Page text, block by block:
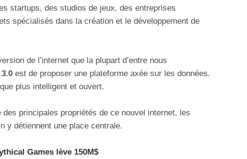
startups, des studios de jeux, des entreprises
spécialisés dans la création et le développement de
de l’internet que la plupart d’entre nous
est de proposer une plateforme axée sur les données.
plus intelligent et ouvert.
des principales propriétés de ce nouvel internet, les
y détiennent une place centrale.
Games lève 150M$